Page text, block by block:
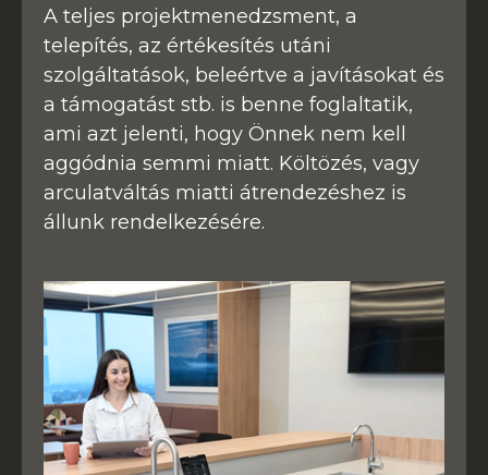
A teljes projektmenedzsment, a
telepítés, az értékesítés utáni
szolgáltatások, beleértve a javításokat és
a támogatást stb. is benne foglaltatik,
ami azt jelenti, hogy Önnek nem kell
aggódnia semmi miatt. Költözés, vagy
arculatváltás miatti átrendezéshez is
állunk rendelkezésére.